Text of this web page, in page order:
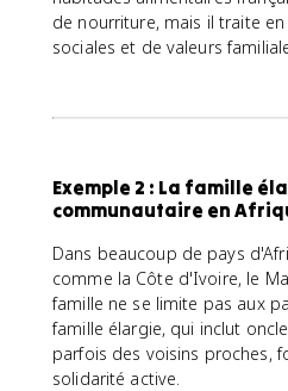
de nourriture, mais il traite
sociales et de valeurs
Exemple 2 : La famille
communautaire en
Dans beaucoup de pays
comme la Côte d'Ivoire, le
famille ne se limite pas aux
famille élargie, qui inclut
parfois des voisins proches,
solidarité active.